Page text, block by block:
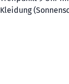
Kleidung